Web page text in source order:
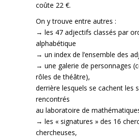
coûte 22 €.
On y trouve entre autres :
→ les 47 adjectifs classés par
alphabétique
→ un index de l’ensemble des
→ une galerie de personnages
rôles de théâtre),
derrière lesquels se cachent les
rencontrés
au laboratoire de
→ les « signatures » des 16
chercheuses,